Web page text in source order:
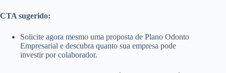
CTA sugerido:
Solicite agora mesmo uma proposta de Plano Odonto
Empresarial e descubra quanto sua empresa pode
investir por colaborador.